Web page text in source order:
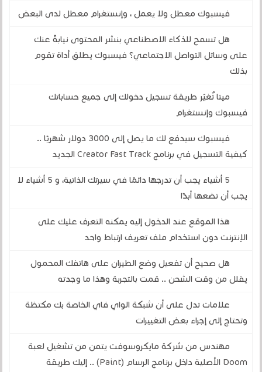
فيسبوك معطل ولا يعمل ، وإنستغرام معطل لدى البعض
هل تسمح للذكاء الاصطناعي بنشر المحتوى نيابةً عنك
على وسائل التواصل الاجتماعي؟ فيسبوك يطلق أداة تقوم
بذلك
ميتا تُغيّر طريقة تسجيل دخولك إلى جميع حساباتك
فيسبوك وإنستغرام
فيسبوك سيدفع لك ما يصل إلى 3000 دولار شهريًا ..
كيفية التسجيل في برنامج Creator Fast Track الجديد
5 أشياء يجب أن تدرجها دائمًا في سيرتك الذاتية، و 5 أشياء لا
يجب أن تضعها أبدًا
هذا الموقع عند الدخول إليه يمكنه التعرف عليك على
الإنترنت دون استخدام ملف تعريف ارتباط واحد
هل صحيح أن تفعيل وضع الطيران على هاتفك المحمول
يقلل من وقت الشحن .. قمت بالتجربة وهذا ما وجدته
علامات تدل على أن شبكة الواي فاي الخاصة بك مكتظة
وتحتاج إلى إجراء بعض التغييرات
مهندس من شركة مايكروسوفت يتمن من تشغيل لعبة
Doom الأصلية داخل برنامج الرسام (Paint) .. إليك طريقة